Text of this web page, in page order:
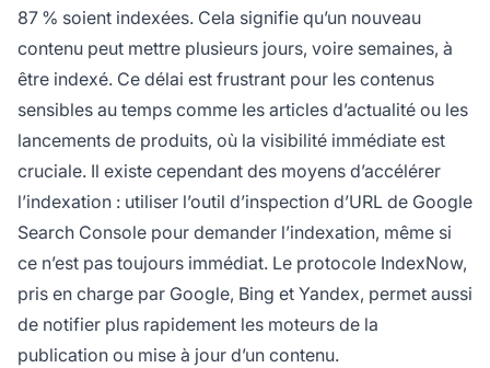
87 % soient indexées. Cela signifie qu’un nouveau
contenu peut mettre plusieurs jours, voire semaines, à
être indexé. Ce délai est frustrant pour les contenus
sensibles au temps comme les articles d’actualité ou les
lancements de produits, où la visibilité immédiate est
cruciale. Il existe cependant des moyens d’accélérer
l’indexation : utiliser l’outil d’inspection d’URL de Google
Search Console pour demander l’indexation, même si
ce n’est pas toujours immédiat. Le protocole IndexNow,
pris en charge par Google, Bing et Yandex, permet aussi
de notifier plus rapidement les moteurs de la
publication ou mise à jour d’un contenu.